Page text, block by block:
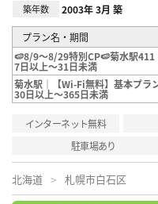
築年数 2003年 3月 築
プラン名・期間
🍉8/9～8/29特別CP🍉菊水駅411
7日以上～31日未満
菊水駅｜【Wi-Fi無料】基本プラ
30日以上～365日未満
インターネット無料
駐車場あり
北海道 札幌市白石区